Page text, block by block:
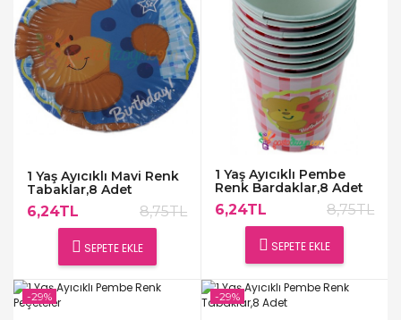
1 Yaş Ayıcıklı Mavi Renk
Tabaklar,8 Adet
6,24TL 8,75TL
SEPETE EKLE
1 Yaş Ayıcıklı Pembe
Renk Bardaklar,8 Adet
6,24TL 8,75TL
SEPETE EKLE
-29% -29%